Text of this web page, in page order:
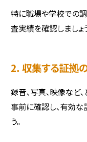
特に職場や学校での
査実績を確認しましょ
2. 収集する証拠
録音、写真、映像など
事前に確認し、有効
う。